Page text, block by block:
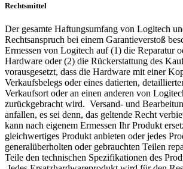
Rechtsmittel
Der gesamte Haftungsumfang von Logitech
Rechtsanspruch bei einem Garantieverstoß
Ermessen von Logitech auf (1) die Reparatur
Hardware oder (2) die Rückerstattung des
vorausgesetzt, dass die Hardware mit einer
Verkaufsbelegs oder eines datierten,
Verkaufsort oder an einen anderen von
zurückgebracht wird. Versand- und
anfallen, es sei denn, das geltende Recht
kann nach eigenem Ermessen Ihr Produkt
gleichwertiges Produkt anbieten oder jedes
generalüberholten oder gebrauchten Teilen
Teile den technischen Spezifikationen des